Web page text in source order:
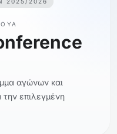
αγώνων και
επιλεγμένη